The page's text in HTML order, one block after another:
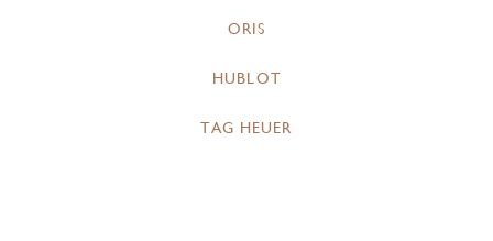
ORIS
HUBLOT
TAG HEUER